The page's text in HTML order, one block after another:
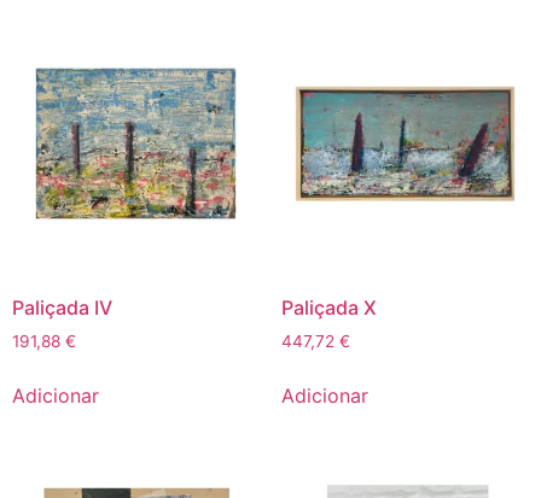
Paliçada IV
191,88 €
Adicionar
Paliçada X
447,72 €
Adicionar